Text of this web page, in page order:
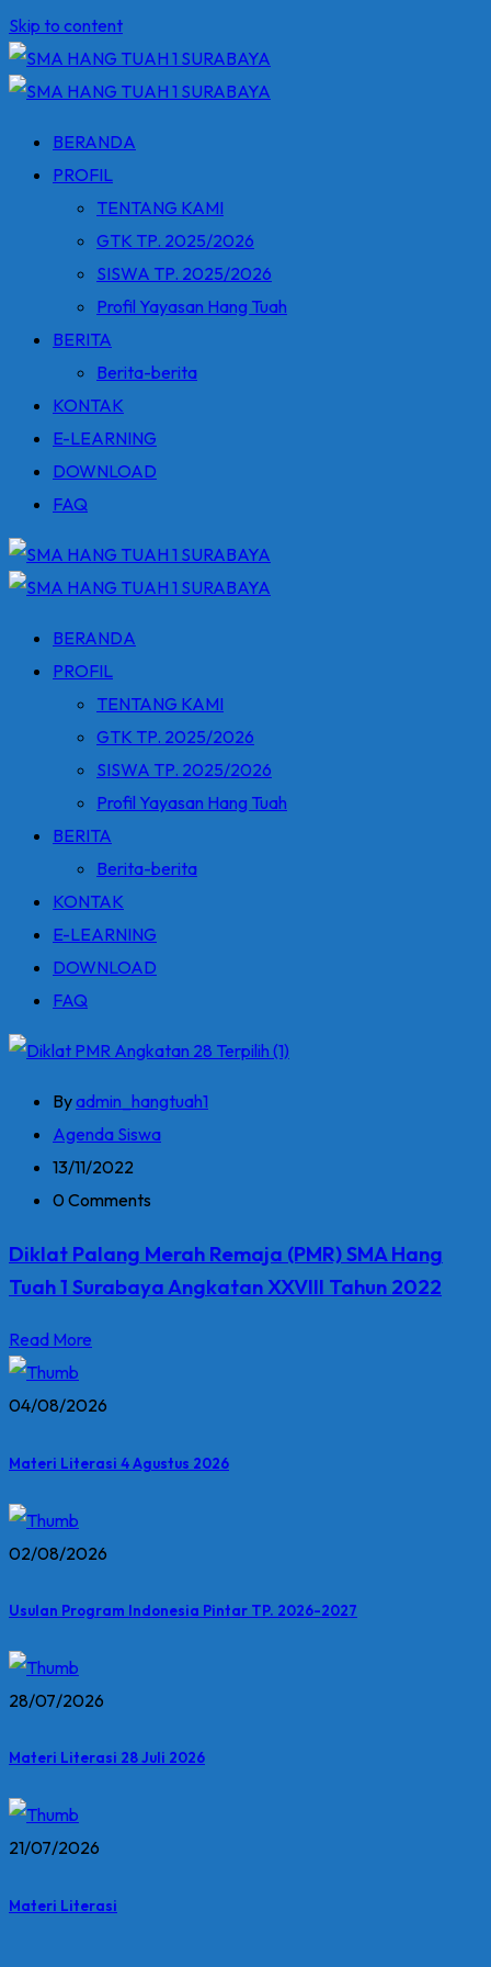
Skip to content
BERANDA
PROFIL
TENTANG KAMI
GTK TP. 2025/2026
SISWA TP. 2025/2026
Profil Yayasan Hang Tuah
BERITA
Berita-berita
KONTAK
E-LEARNING
DOWNLOAD
FAQ
BERANDA
PROFIL
TENTANG KAMI
GTK TP. 2025/2026
SISWA TP. 2025/2026
Profil Yayasan Hang Tuah
BERITA
Berita-berita
KONTAK
E-LEARNING
DOWNLOAD
FAQ
Byadmin_hangtuah1
Agenda Siswa
13/11/2022
0 Comments
Diklat Palang Merah Remaja (PMR) SMA Hang
Tuah 1 Surabaya Angkatan XXVIII Tahun 2022
Read More
04/08/2026
Materi Literasi 4 Agustus 2026
02/08/2026
Usulan Program Indonesia Pintar TP. 2026-2027
28/07/2026
Materi Literasi 28 Juli 2026
21/07/2026
Materi Literasi